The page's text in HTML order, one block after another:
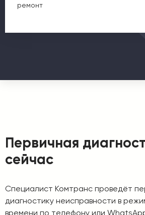
ремонт
Первичная
сейчас
Специалист Комтранс проведёт
диагностику неисправности в
времени по телефону или